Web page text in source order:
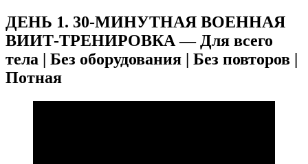
ДЕНЬ 1. 30-МИНУТНАЯ ВОЕННАЯ
ВИИТ-ТРЕНИРОВКА — Для всего
тела | Без оборудования | Без повторов |
Потная